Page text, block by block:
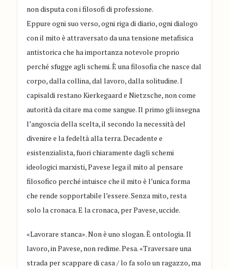
non disputa con i filosofi di professione.
Eppure ogni suo verso, ogni riga di diario, ogni dialogo
con il mito è attraversato da una tensione metafisica
antistorica che ha importanza notevole proprio
perché sfugge agli schemi. È una filosofia che nasce dal
corpo, dalla collina, dal lavoro, dalla solitudine. I
capisaldi restano Kierkegaard e Nietzsche, non come
autorità da citare ma come sangue. Il primo gli insegna
l’angoscia della scelta, il secondo la necessità del
divenire e la fedeltà alla terra. Decadente e
esistenzialista, fuori chiaramente dagli schemi
ideologici marxisti, Pavese lega il mito al pensare
filosofico perché intuisce che il mito è l’unica forma
che rende sopportabile l’essere. Senza mito, resta
solo la cronaca. E la cronaca, per Pavese, uccide.
«Lavorare stanca». Non è uno slogan. È ontologia. Il
lavoro, in Pavese, non redime. Pesa. «Traversare una
strada per scappare di casa / lo fa solo un ragazzo, ma